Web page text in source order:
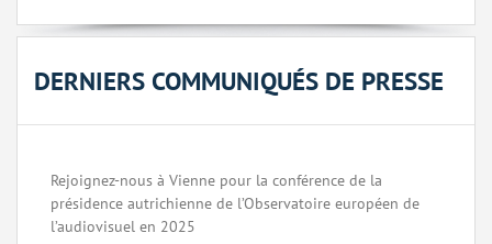
DERNIERS COMMUNIQUÉS DE PRESSE
Rejoignez-nous à Vienne pour la conférence de la
présidence autrichienne de l’Observatoire européen de
l’audiovisuel en 2025